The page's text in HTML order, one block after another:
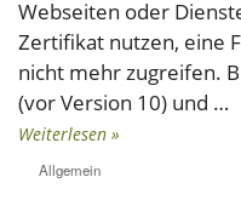
Webseiten oder
Zertifikat nutzen, eine
nicht mehr zugreifen.
(vor Version 10) und …
Weiterlesen »
Allgemein